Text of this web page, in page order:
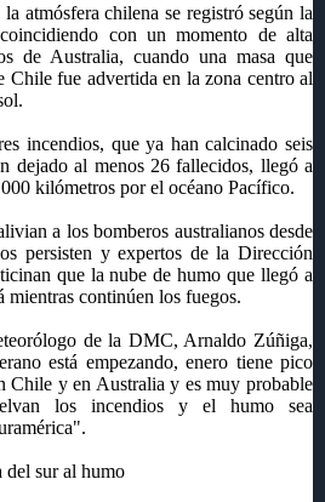
atmósfera chilena se registró según la
con un momento de alta
de Australia, cuando una masa que
Chile fue advertida en la zona centro al
incendios, que ya han calcinado seis
dejado al menos 26 fallecidos, llegó a
kilómetros por el océano Pacífico.
a los bomberos australianos desde
persisten y expertos de la Dirección
que la nube de humo que llegó a
mientras continúen los fuegos.
de la DMC, Arnaldo Zúñiga,
está empezando, enero tiene pico
Chile y en Australia y es muy probable
los incendios y el humo sea
del sur al humo